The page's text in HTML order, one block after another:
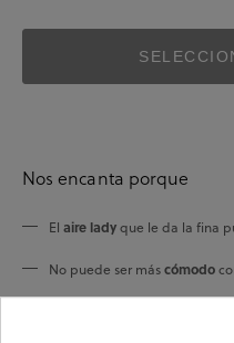
Nos encanta porque
El aire ladyque le da la fina
No puede ser máscómodo